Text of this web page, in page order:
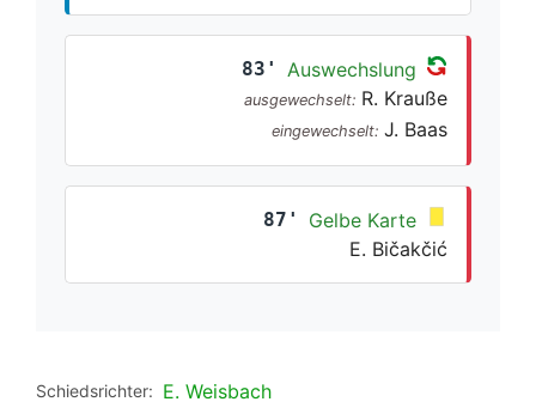
83' Auswechslung
ausgewechselt: R. Krauße
eingewechselt: J. Baas
87'
Gelbe Karte
E. Bičakčić
Schiedsrichter: E. Weisbach